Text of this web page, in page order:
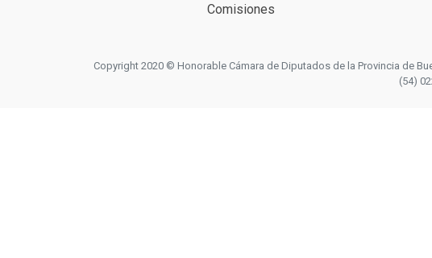
Comisiones
Copyright 2020 © Honorable Cámara de Diputados de la Provincia de
(54)